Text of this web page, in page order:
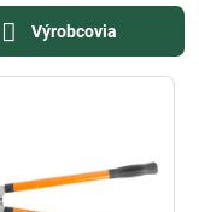
ostrihať ker, sú tieto
nájdete
Výrobcovia